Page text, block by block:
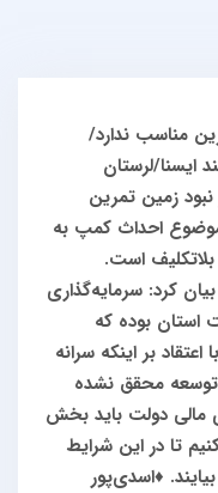
مناسب ندارد/
ایسنا/لرستان
نبود زمین تمرین
احداث کمپ به
است.
کرد: سرمایه‌گذاری
استان بوده که
اعتقاد بر اینکه سرانه
توسعه محقق نشده
مالی دولت باید بخش
تا در این شرایط
♦️اسدی‌پور